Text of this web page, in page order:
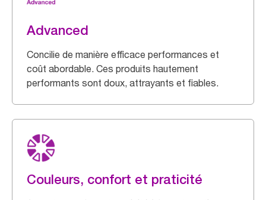
Advanced
Concilie de manière efficace performances et
coût abordable. Ces produits hautement
performants sont doux, attrayants et fiables.
Couleurs, confort et praticité